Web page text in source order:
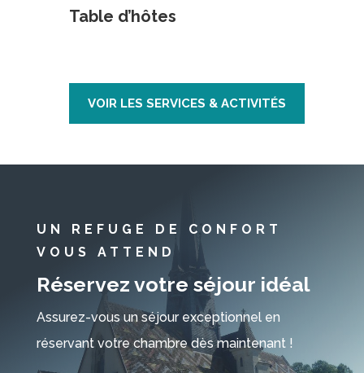
Table d’hôtes
VOIR LES SERVICES & ACTIVITÉS
UN REFUGE DE CONFORT
VOUS ATTEND
Réservez votre séjour idéal
Assurez-vous un séjour exceptionnel en
réservant votre chambre dès maintenant !